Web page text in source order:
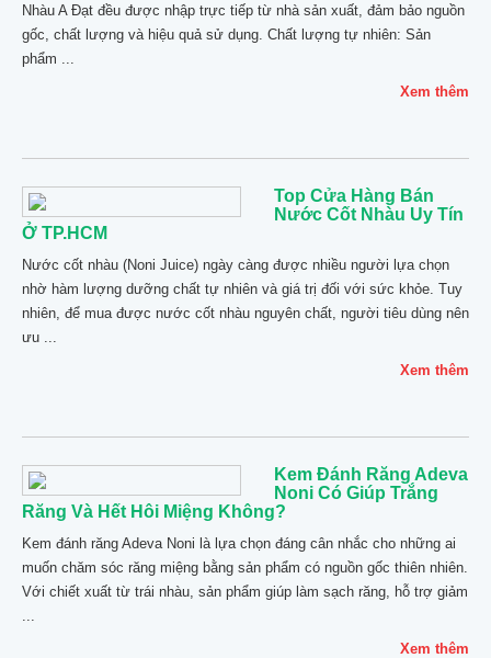
Nhàu A Đạt đều được nhập trực tiếp từ nhà sản xuất, đảm bảo nguồn
gốc, chất lượng và hiệu quả sử dụng. Chất lượng tự nhiên: Sản
phẩm ...
Xem thêm
Top Cửa Hàng Bán
Nước Cốt Nhàu Uy Tín
Ở TP.HCM
Nước cốt nhàu (Noni Juice) ngày càng được nhiều người lựa chọn
nhờ hàm lượng dưỡng chất tự nhiên và giá trị đối với sức khỏe. Tuy
nhiên, để mua được nước cốt nhàu nguyên chất, người tiêu dùng nên
ưu ...
Xem thêm
Kem Đánh Răng Adeva
Noni Có Giúp Trắng
Răng Và Hết Hôi Miệng Không?
Kem đánh răng Adeva Noni là lựa chọn đáng cân nhắc cho những ai
muốn chăm sóc răng miệng bằng sản phẩm có nguồn gốc thiên nhiên.
Với chiết xuất từ trái nhàu, sản phẩm giúp làm sạch răng, hỗ trợ giảm
Xem thêm